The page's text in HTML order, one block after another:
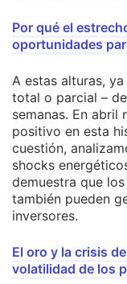
Por qué el
oportunidades
A estas alturas,
total o parcial –
semanas. En abril
positivo en esta
cuestión,
shocks
demuestra que
también pueden
inversores.
El oro y la crisis
volatilidad de los